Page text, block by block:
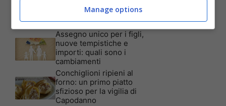
è imperdibile: a quali utenti
è rivolta
Assegno unico per i figli,
nuove tempistiche e
importi: quali sono i
cambiamenti
Conchiglioni ripieni al
forno: un primo piatto
sfizioso per la vigilia di
Capodanno
Manage options